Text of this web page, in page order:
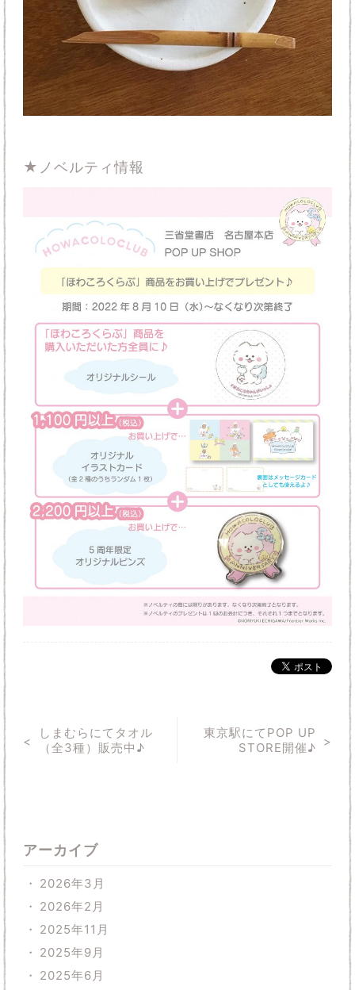
★ノベルティ情報
しまむらにてタオル
（全3種）販売中♪
東京駅にてPOP UP
STORE開催♪
アーカイブ
2026年3月
2026年2月
2025年11月
2025年9月
2025年6月